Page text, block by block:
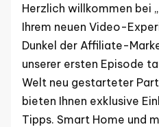
Herzlich willkommen bei
Ihrem neuen Video-
Dunkel der Affiliate-
unserer ersten Episode
Welt neu gestarteter
bieten Ihnen exklusive
Tipps. Smart Home und